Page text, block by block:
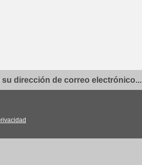
dirección de correo electrónico...